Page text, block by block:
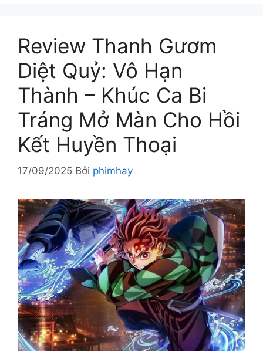
Review Thanh Gươm
Diệt Quỷ: Vô Hạn
Thành – Khúc Ca Bi
Tráng Mở Màn Cho Hồi
Kết Huyền Thoại
17/09/2025 Bởi phimhay